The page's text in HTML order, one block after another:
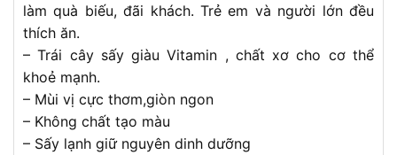
làm quà biếu, đãi khách. Trẻ em và người lớn đều
thích ăn.
– Trái cây sấy giàu Vitamin , chất xơ cho cơ thể
khoẻ mạnh.
– Mùi vị cực thơm,giòn ngon
– Không chất tạo màu
– Sấy lạnh giữ nguyên dinh dưỡng